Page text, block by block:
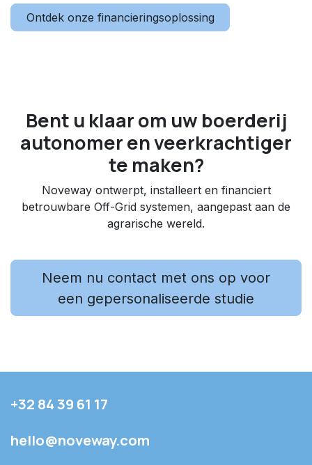
Ontdek onze financieringsoplossing
Bent u klaar om uw boerderij
autonomer en veerkrachtiger
te maken?
Noveway ontwerpt, installeert en financiert
betrouwbare Off-Grid systemen, aangepast aan de
agrarische wereld.
Neem nu contact met ons op voor
een gepersonaliseerde studie
+32 84 39 61 17
hello@noveway.com